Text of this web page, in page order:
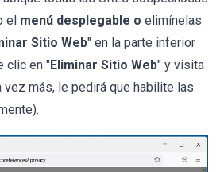
el menú desplegable o elimínelas
Sitio Web" en la parte inferior
clic en "Eliminar Sitio Web" y visita
más, le pedirá que habilite las